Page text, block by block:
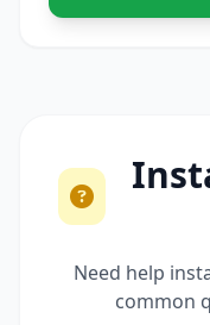
Need help
common